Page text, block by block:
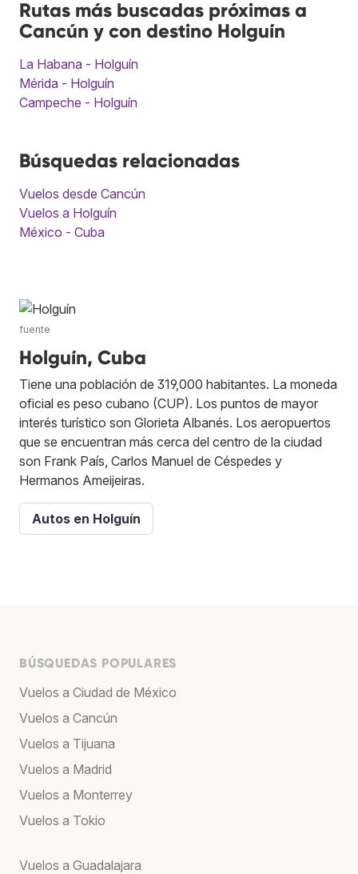
Rutas más buscadas próximas a
Cancún y con destino Holguín
La Habana - Holguín
Mérida - Holguín
Campeche - Holguín
Búsquedas relacionadas
Vuelos desde Cancún
Vuelos a Holguín
México - Cuba
fuente
Holguín, Cuba
Tiene una población de 319,000 habitantes. La moneda
oficial es peso cubano (CUP). Los puntos de mayor
interés turístico son Glorieta Albanés. Los aeropuertos
que se encuentran más cerca del centro de la ciudad
son Frank País, Carlos Manuel de Céspedes y
Hermanos Ameijeiras.
Autos en Holguín
BÚSQUEDAS POPULARES
Vuelos a Ciudad de México
Vuelos a Cancún
Vuelos a Tijuana
Vuelos a Madrid
Vuelos a Monterrey
Vuelos a Tokio
Vuelos a Guadalajara